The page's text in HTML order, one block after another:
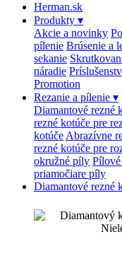
Herman.sk
Produkty ▾
Akcie a novinky
pílenie Brúsenie a
sekanie
náradie
Promotion
Rezanie a pílenie ▾
Diamantové rezné
rezné kotúče pre
kotúče Abrazívne
rezné kotúče pre
okružné píly
priamočiare píly
Diamantové rezné